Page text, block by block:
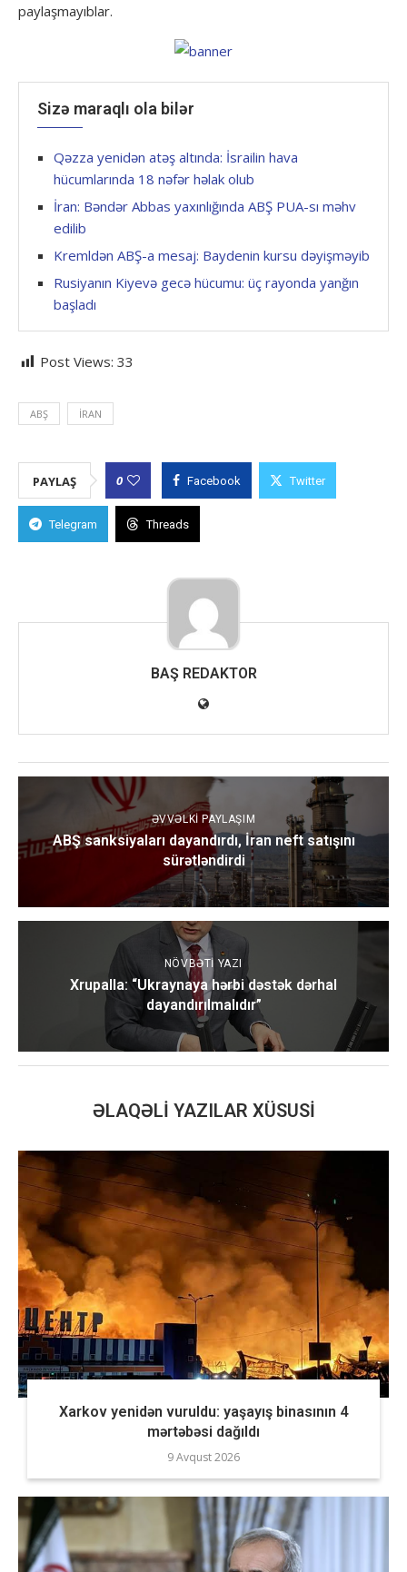
paylaşmayıblar.
Sizə maraqlı ola bilər
Qəzza yenidən atəş altında: İsrailin hava
hücumlarında 18 nəfər həlak olub
İran: Bəndər Abbas yaxınlığında ABŞ PUA-sı məhv
edilib
Kremldən ABŞ-a mesaj: Baydenin kursu dəyişməyib
Rusiyanın Kiyevə gecə hücumu: üç rayonda yanğın
başladı
Post Views: 33
ABŞ İRAN
PAYLAŞ 0 Facebook Twitter
Telegram Threads
BAŞ REDAKTOR
ƏVVƏLKI PAYLAŞIM
ABŞ sanksiyaları dayandırdı, İran neft satışını
sürətləndirdi
NÖVBƏTI YAZI
Xrupalla: “Ukraynaya hərbi dəstək dərhal
dayandırılmalıdır”
ƏLAQƏLI YAZILAR XÜSUSI
Xarkov yenidən vuruldu: yaşayış binasının 4
mərtəbəsi dağıldı
9 Avqust 2026